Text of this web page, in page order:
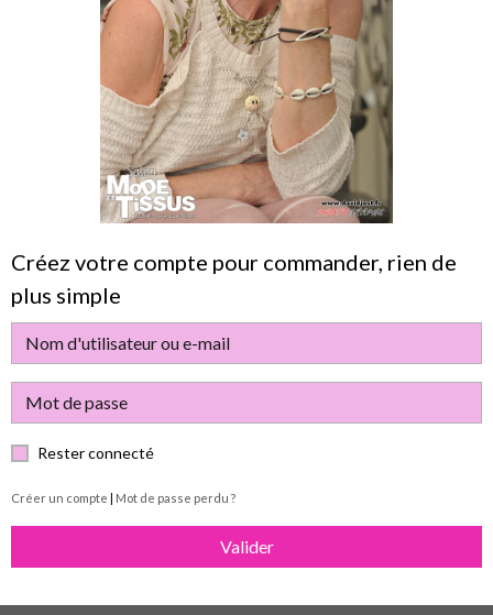
Créez votre compte pour commander, rien de
plus simple
Rester connecté
Créer un compte | Mot de passe perdu ?
Valider